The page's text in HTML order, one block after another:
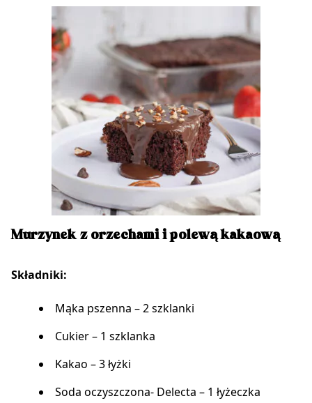
Murzynek z orzechami i polewą kakaową
Składniki:
Mąka pszenna – 2 szklanki
Cukier – 1 szklanka
Kakao – 3 łyżki
Soda oczyszczona- Delecta – 1 łyżeczka